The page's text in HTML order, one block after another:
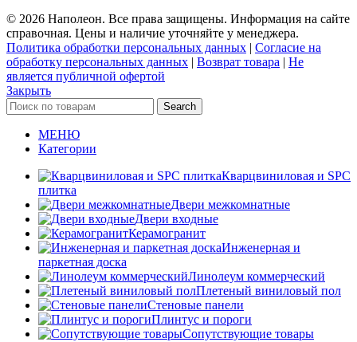
© 2026 Наполеон. Все права защищены. Информация на сайте
справочная. Цены и наличие уточняйте у менеджера.
Политика обработки персональных данных | Согласие на
обработку персональных данных | Возврат товара | Не
является публичной офертой
Закрыть
Search
МЕНЮ
Категории
Кварцвиниловая и SPC
плитка
Двери межкомнатные
Двери входные
Керамогранит
Инженерная и
паркетная доска
Линолеум коммерческий
Плетеный виниловый пол
Стеновые панели
Плинтус и пороги
Сопутствующие товары